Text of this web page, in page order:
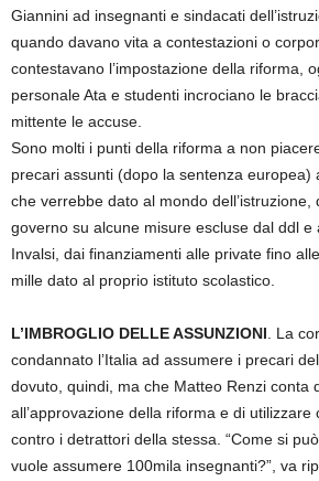
Giannini ad insegnanti e sindacati
quando davano vita a contestazioni o
contestavano l’impostazione della riforma,
personale Ata e studenti incrociano le
mittente le accuse.
Sono molti i punti della riforma a non
precari assunti (dopo la sentenza europea)
che verrebbe dato al mondo dell’istruzione,
governo su alcune misure escluse dal ddl e
Invalsi, dai finanziamenti alle private fino
mille dato al proprio istituto scolastico.
L’IMBROGLIO DELLE ASSUNZIONI . La
condannato l’Italia ad assumere i precari
dovuto, quindi, ma che Matteo Renzi conta
all’approvazione della riforma e di utilizzare
contro i detrattori della stessa. “Come si
vuole assumere 100mila insegnanti?”, va